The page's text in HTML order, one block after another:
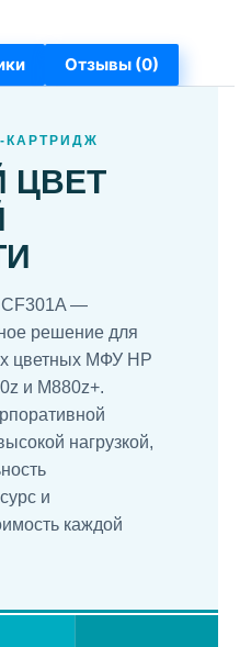
Отзывы (0)
КАРТРИДЖ
ЦВЕТ
CF301A —
решение для
цветных МФУ HP
и M880z+.
нагрузкой,
и
каждой